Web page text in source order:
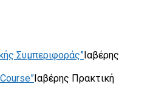
Συμπεριφοράς”Ιαβέρης
Ιαβέρης Πρακτική